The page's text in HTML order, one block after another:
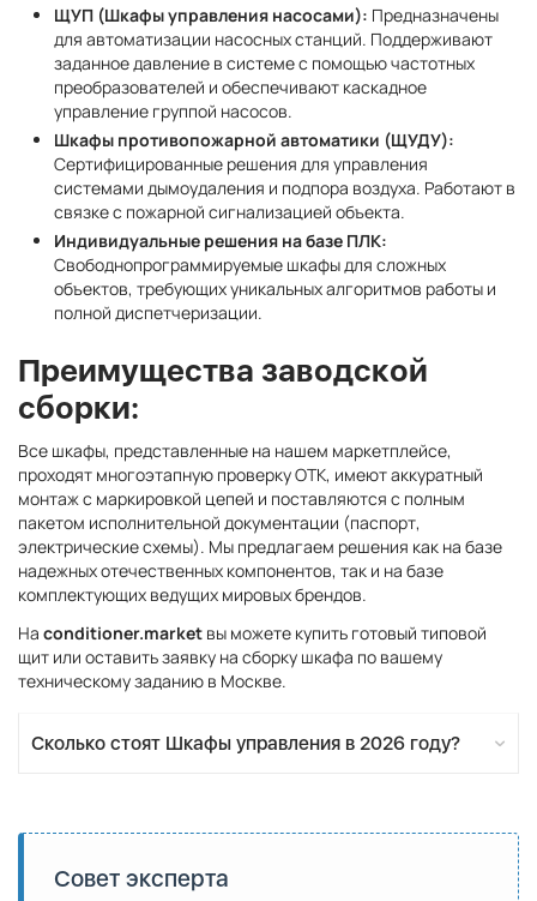
ЩУП (Шкафы управления насосами): Предназначены
для автоматизации насосных станций. Поддерживают
заданное давление в системе с помощью частотных
преобразователей и обеспечивают каскадное
управление группой насосов.
Шкафы противопожарной автоматики (ЩУДУ):
Сертифицированные решения для управления
системами дымоудаления и подпора воздуха. Работают в
связке с пожарной сигнализацией объекта.
Индивидуальные решения на базе ПЛК:
Свободнопрограммируемые шкафы для сложных
объектов, требующих уникальных алгоритмов работы и
полной диспетчеризации.
Преимущества заводской
сборки:
Все шкафы, представленные на нашем маркетплейсе,
проходят многоэтапную проверку ОТК, имеют аккуратный
монтаж с маркировкой цепей и поставляются с полным
пакетом исполнительной документации (паспорт,
электрические схемы). Мы предлагаем решения как на базе
надежных отечественных компонентов, так и на базе
комплектующих ведущих мировых брендов.
На conditioner.market вы можете купить готовый типовой
щит или оставить заявку на сборку шкафа по вашему
техническому заданию в Москве.
Сколько стоят Шкафы управления в 2026 году?
Совет эксперта